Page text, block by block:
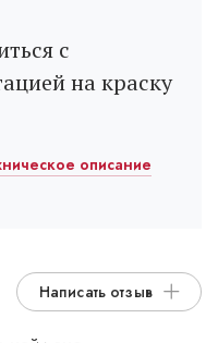
с
на краску
описание
Написать отзыв